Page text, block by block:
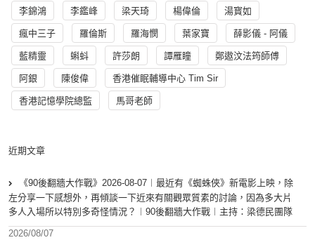
李錦鴻 李鑑峰 梁天琦 楊偉倫 湯寳如
瘋中三子 羅倫斯 羅海憫 葉家寶 薛影儀 - 阿儀
藍精靈 蝌蚪 許莎朗 譚雁瞳 鄭遨汶法筠師傅
阿銀 陳俊偉 香港催眠輔導中心 Tim Sir
香港記憶學院總監 馬哥老師
近期文章
《90後翻牆大作戰》2026-08-07︱最近有《蜘蛛俠》新電影上映，除
左分享一下感想外，再傾談一下近來有關觀眾質素的討論，因為多大片
多人入場所以特別多奇怪情況？︱90後翻牆大作戰︱主持：梁德民團隊
2026/08/07